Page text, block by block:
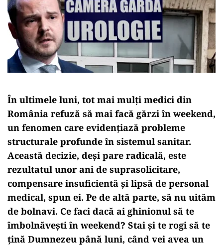
În ultimele luni, tot mai mulți medici din
România refuză să mai facă gărzi în weekend,
un fenomen care evidențiază probleme
structurale profunde în sistemul sanitar.
Această decizie, deși pare radicală, este
rezultatul unor ani de suprasolicitare,
compensare insuficientă și lipsă de personal
medical, spun ei. Pe de altă parte, să nu uităm
de bolnavi. Ce faci dacă ai ghinionul să te
îmbolnăvești în weekend? Stai și te rogi să te
țină Dumnezeu până luni, când vei avea un